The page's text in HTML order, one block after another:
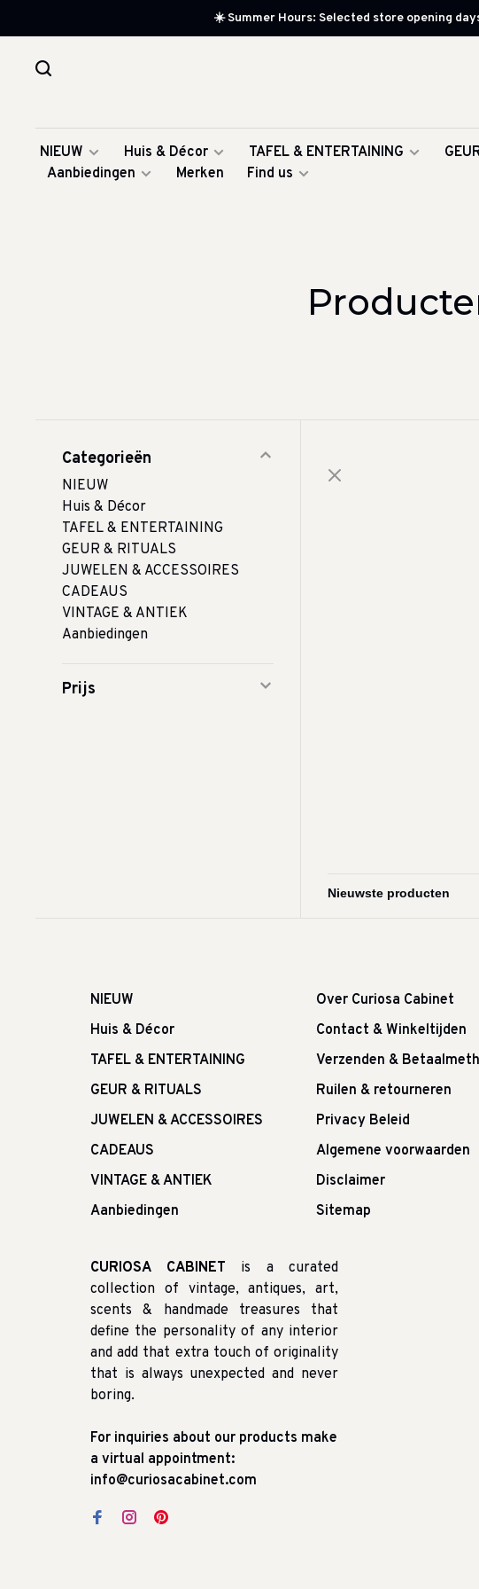
☀️ Summer Hours: Selected store opening
NIEUW Huis & Décor TAFEL & ENTERTAINING
Aanbiedingen
Merken Find us
Categorieën
NIEUW
Huis & Décor
TAFEL & ENTERTAINING
GEUR & RITUALS
JUWELEN & ACCESSOIRES
CADEAUS
VINTAGE & ANTIEK
Aanbiedingen
Prijs
NIEUW
Huis & Décor
TAFEL & ENTERTAINING
GEUR & RITUALS
JUWELEN & ACCESSOIRES
CADEAUS
VINTAGE & ANTIEK
Aanbiedingen
Over Curiosa Cabinet
Contact & Winkeltijden
Verzenden &
Ruilen & retourneren
Privacy Beleid
Algemene voorwaarden
Disclaimer
Sitemap
CURIOSA CABINET is a curated
collection of vintage, antiques, art,
scents & handmade treasures that
define the personality of any interior
and add that extra touch of originality
that is always unexpected and never
boring.
For inquiries about our products make
a virtual appointment:
info@curiosacabinet.com